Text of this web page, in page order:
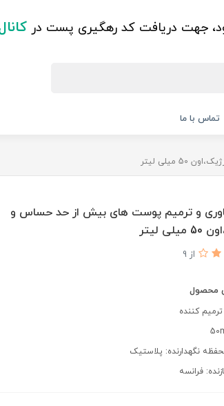
جهت دریافت کد رهگیری پست در
تماس با ما
لیتر
و ترمیم پوست های بیش از حد حساس و
لیتر
از 9
محصول
کننده
نگهدارنده: پلاستیک
فرانسه